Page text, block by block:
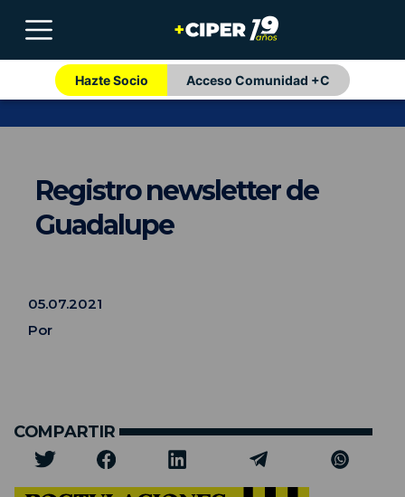
Hazte Socio Acceso Comunidad +C
Registro newsletter de
Guadalupe
05.07.2021
Por
COMPARTIR